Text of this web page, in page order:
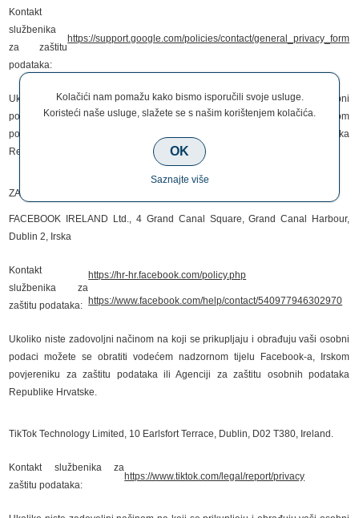
Kontakt
službenika
za zaštitu
podataka:
https://support.google.com/policies/contact/general_privacy_form
Ukoliko niste zadovoljni načinom na koji se prikupljaju i obrađuju vaši osobni
podaci možete se obratiti vodećem nadzornom tijelu Twittera-a, irskom
povjereniku za zaštitu podataka ili Agenciji za zaštitu osobnih podataka
Republike Hrvatske.
ZA INSTAGRAM:
FACEBOOK IRELAND Ltd., 4 Grand Canal Square, Grand Canal Harbour,
Dublin 2, Irska
Kontakt
službenika za
zaštitu podataka:
https://hr-hr.facebook.com/policy.php
https://www.facebook.com/help/contact/540977946302970
Ukoliko niste zadovoljni načinom na koji se prikupljaju i obrađuju vaši osobni
podaci možete se obratiti vodećem nadzornom tijelu Facebook-a, Irskom
povjereniku za zaštitu podataka ili Agenciji za zaštitu osobnih podataka
Republike Hrvatske.
TikTok Technology Limited, 10 Earlsfort Terrace, Dublin, D02 T380, Ireland.
Kontakt službenika za
zaštitu podataka:
https://www.tiktok.com/legal/report/privacy
Kolačići nam pomažu kako bismo isporučili svoje usluge.
Koristeći naše usluge, slažete se s našim korištenjem kolačića.
OK
Saznajte više